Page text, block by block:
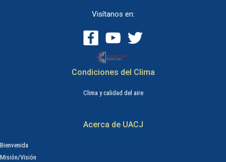
Visítanos en:
Condiciones del Clima
Clima y calidad del aire
Acerca de UACJ
Bienvenida
Misión/Visión